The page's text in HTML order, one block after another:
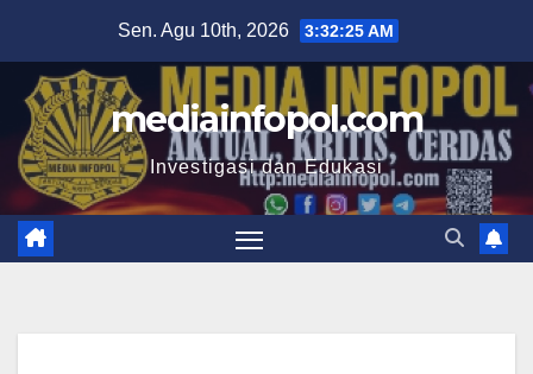
content
Sen. Agu 10th, 2026 3:32:26 AM
mediainfopol.com
Investigasi dan Edukasi